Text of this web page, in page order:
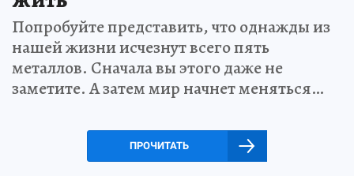
Попробуйте представить, что однажды из
нашей жизни исчезнут всего пять
металлов. Сначала вы этого даже не
заметите. А затем мир начнет меняться…
ПРОЧИТАТЬ